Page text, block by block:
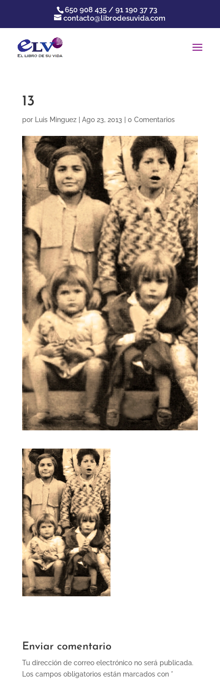
650 908 435 / 91 190 37 73
contacto@librodesuvida.com
13
por Luis Minguez| Ago 23, 2013 0 Comentarios
Enviar comentario
Tu dirección de correo electrónico no será publicada.
Los campos obligatorios están marcados con *